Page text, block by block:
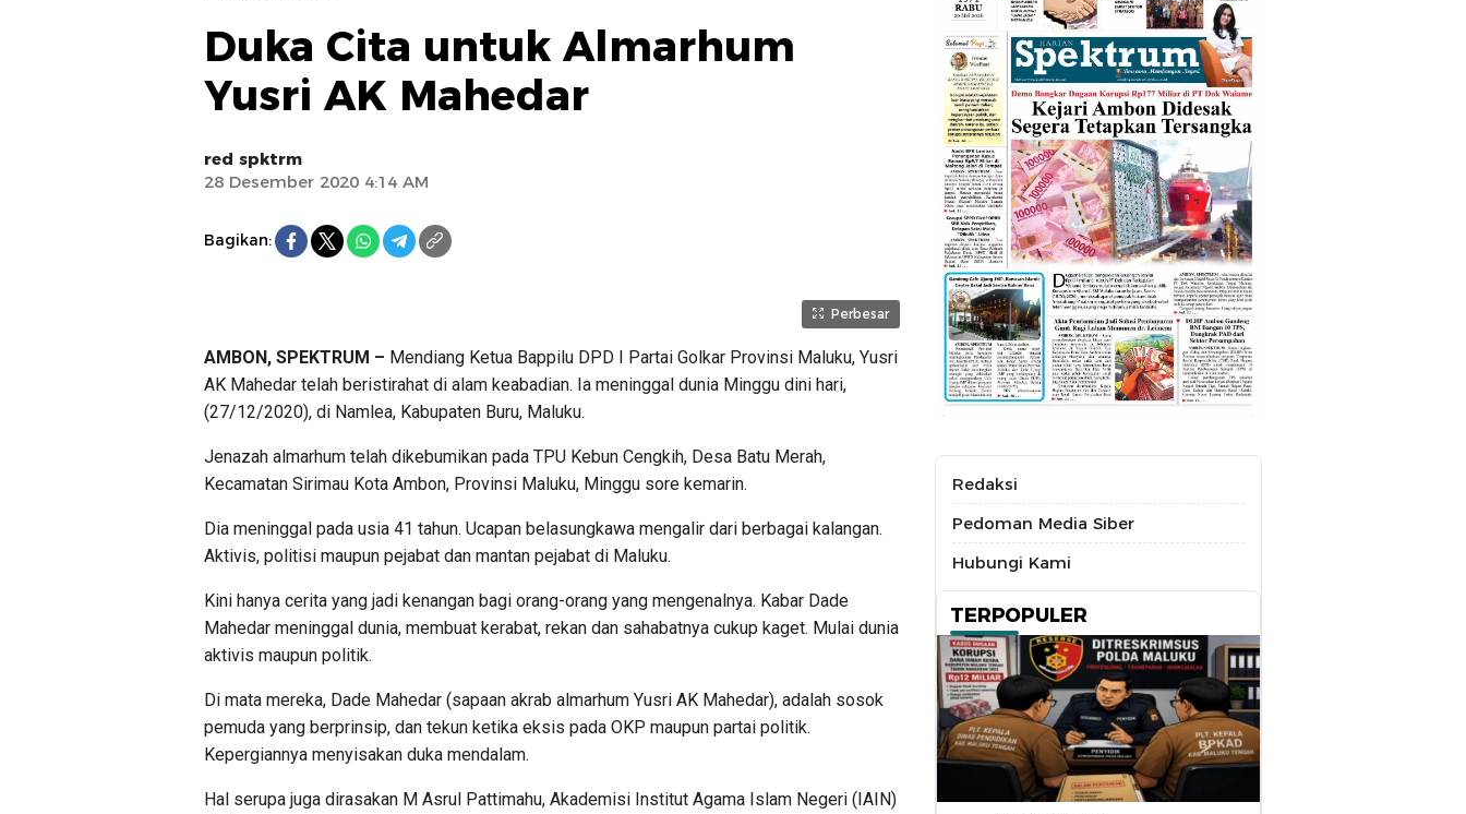
Duka Cita untuk Almarhum
Yusri AK Mahedar
red spktrm
28 Desember 2020 4:14 AM
Bagikan:
Perbesar
AMBON, SPEKTRUM – Mendiang Ketua Bappilu DPD I Partai Golkar Provinsi Maluku, Yusri
AK Mahedar telah beristirahat di alam keabadian. Ia meninggal dunia Minggu dini hari,
(27/12/2020), di Namlea, Kabupaten Buru, Maluku.
Jenazah almarhum telah dikebumikan pada TPU Kebun Cengkih, Desa Batu Merah,
Kecamatan Sirimau Kota Ambon, Provinsi Maluku, Minggu sore kemarin.
Dia meninggal pada usia 41 tahun. Ucapan belasungkawa mengalir dari berbagai kalangan.
Aktivis, politisi maupun pejabat dan mantan pejabat di Maluku.
Kini hanya cerita yang jadi kenangan bagi orang-orang yang mengenalnya. Kabar Dade
Mahedar meninggal dunia, membuat kerabat, rekan dan sahabatnya cukup kaget. Mulai dunia
aktivis maupun politik.
Di mata mereka, Dade Mahedar (sapaan akrab almarhum Yusri AK Mahedar), adalah sosok
pemuda yang berprinsip, dan tekun ketika eksis pada OKP maupun partai politik.
Kepergiannya menyisakan duka mendalam.
Hal serupa juga dirasakan M Asrul Pattimahu, Akademisi Institut Agama Islam Negeri (IAIN)
Redaksi
Pedoman Media Siber
Hubungi Kami
TERPOPULER